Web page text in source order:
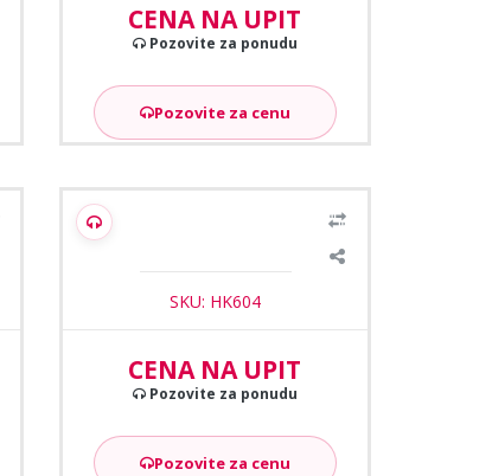
CENA NA UPIT
Pozovite za ponudu
Pozovite za cenu
Hikvision DS-K1A802AMF-B
Terminal za evidenciju radnog
SKU: HK604
CENA NA UPIT
Pozovite za ponudu
Pozovite za cenu